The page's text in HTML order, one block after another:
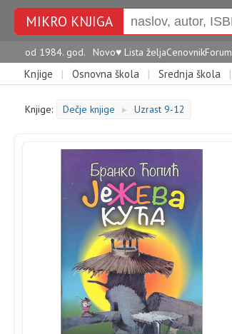
MIKRO KNJIGA
od 1984. god. Novo♥ Lista željaCenovnikForum
Knjige | Osnovna škola | Srednja škola |
Knjige: Dečje knjige ► Uzrast 9-12